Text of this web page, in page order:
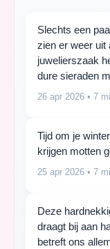
Slechts een
zien er weer uit
juwelierszaak
dure sieraden
26 apr 2026 • 7
Tijd om je
krijgen motten
25 apr 2026 • 7
Deze
draagt bij aan
betreft ons